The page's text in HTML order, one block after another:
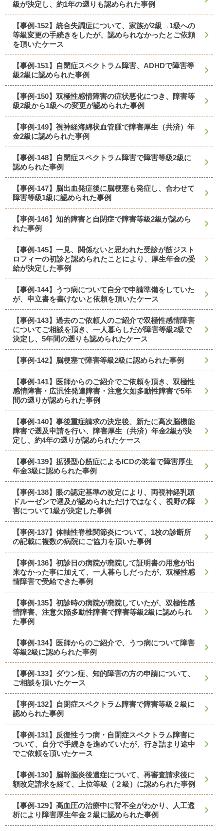
級が決定し、約1年の遡りも認められた事例
【事例-152】統合失調症について、家族が2級→1級への
等級変更の手続きをしたが、認められなかったとご依頼
を頂いたケース
【事例-151】自閉症スペクトラム障害、ADHDで障害等
級2級に認められた事例
【事例-150】双極性感情障害の症状悪化につき、障害等
級2級から1級への変更が認められた事例
【事例-149】視神経海綿状血管腫で障害厚生（共済）年
金2級に認められた事例
【事例-148】自閉症スペクトラム障害で障害等級2級に
認められた事例
【事例-147】脳出血発症後に脳梗塞も発症し、合わせて
障害等級1級に認められた事例
【事例-146】知的障害と自閉症で障害等級2級が認めら
れた事例
【事例-145】一見、関係ないと思われた受診が筋ジスト
ロフィーの初診と認められたことにより、厚生年金の受
給が決定した事例
【事例-144】うつ病について自分で申請準備をしていた
が、申立書を書けないと依頼を頂いたケース
【事例-143】過去のご依頼人のご紹介で双極性感情障害
についてご相談を頂き、一人暮らしだが障害等級2級で
決定し、5年間の遡りも認められたケース
【事例-142】脳梗塞で障害等級2級に認められた事例
【事例-141】医師からのご紹介でご依頼を頂き、双極性
感情障害・広汎性発達障害・注意欠如多動性障害で5年
間の遡りが認められた事例
【事例-140】事後重症請求の決定後、新たに高次脳機能
障害で遡及申請を行い、障害厚生（共済）年金2級が決
定し、約4年の遡りが認められたケース
【事例-139】拡張型心筋症によるICDの装着で障害厚生
年金3級に認められた事例
【事例-138】眼の認定基準の改定により、両視神経乳頭
ドルーゼンで遡及が認められただけではなく、視野の障
害について1級が決定した事例
【事例-137】体軸性脊椎関節炎について、1枚の診断所
の記載に複数の病院にご協力を頂いた事例
【事例-136】初診日の病院が廃院して証明書の用意が出
来なかった事に加えて、一人暮らしだったが、双極性感
情障害で受給できた事例
【事例-135】初診時の病院が廃院していたが、双極性感
情障害、注意欠陥多動性障害で障害等級2級に認められ
た事例
【事例-134】医師からのご紹介で、うつ病について障害
等級2級に認められた事例
【事例-133】ダウン症、知的障害の方の申請について、
ご相談を頂いたケース
【事例-132】自閉症スペクトラム障害で障害等級２級に
認められた事例
【事例-131】反復性うつ病・自閉症スペクトラム障害に
ついて、自分で手続きを進めていたが、行き詰まり途中
でご依頼を頂いたケース
【事例-130】脳幹脳炎後遺症について、再審査請求後に
額改定請求を経て、上位等級（２級）に認められた事例
【事例-129】高血圧の治療中に腎不全がわかり、人工透
析により障害厚生年金２級に認められた事例